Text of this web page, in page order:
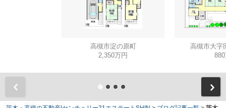
高槻市淀の原町
2,350万円
高槻市大字